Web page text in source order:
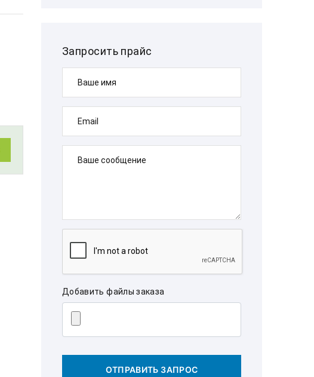
Запросить прайс
Ваше имя
Email
Ваше сообщение
Добавить файлы заказа
ОТПРАВИТЬ ЗАПРОС